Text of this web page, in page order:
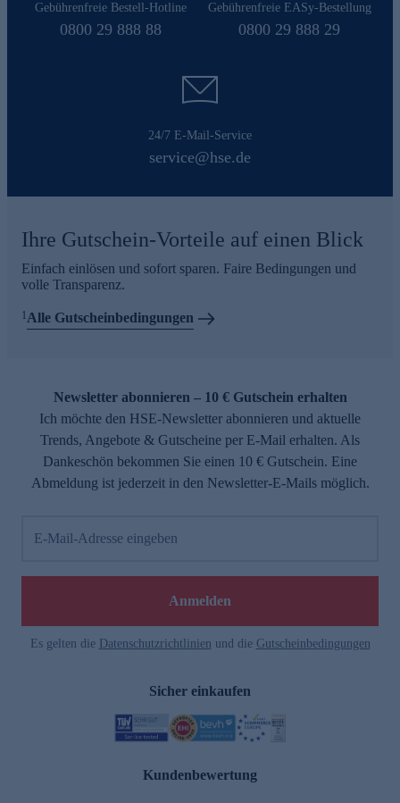
Gebührenfreie Bestell-Hotline
0800 29 888 88
Gebührenfreie EASy-Bestellung
0800 29 888 29
24/7 E-Mail-Service
service@hse.de
Ihre Gutschein-Vorteile auf einen Blick
Einfach einlösen und sofort sparen. Faire Bedingungen und
volle Transparenz.
1 Alle Gutscheinbedingungen
Newsletter abonnieren – 10 € Gutschein erhalten
Ich möchte den HSE-Newsletter abonnieren und aktuelle
Trends, Angebote & Gutscheine per E-Mail erhalten. Als
Dankeschön bekommen Sie einen 10 € Gutschein. Eine
Abmeldung ist jederzeit in den Newsletter-E-Mails möglich.
E-Mail-Adresse eingeben
Anmelden
Es gelten die Datenschutzrichtlinien und die Gutscheinbedingungen
Sicher einkaufen
Kundenbewertung